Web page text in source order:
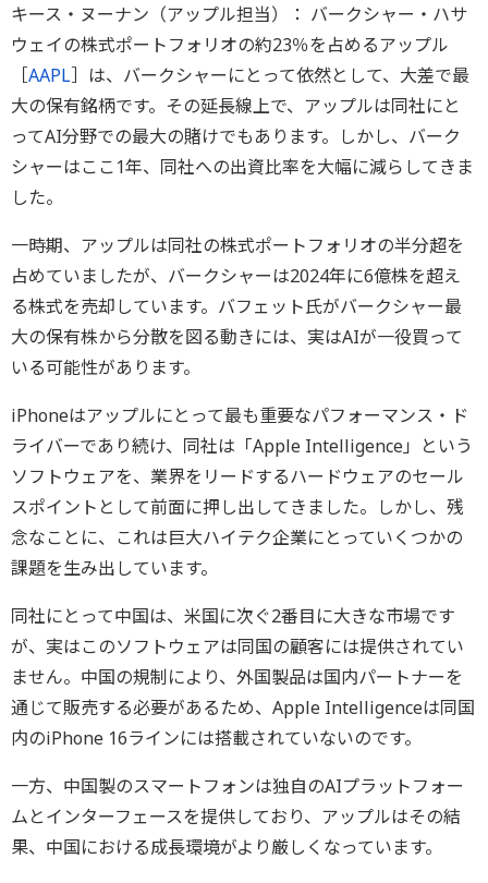
キース・ヌーナン（アップル担当）： バークシャー・ハサ
ウェイの株式ポートフォリオの約23％を占めるアップル
［AAPL］は、バークシャーにとって依然として、大差で最
大の保有銘柄です。その延長線上で、アップルは同社にと
ってAI分野での最大の賭けでもあります。しかし、バーク
シャーはここ1年、同社への出資比率を大幅に減らしてきま
した。
一時期、アップルは同社の株式ポートフォリオの半分超を
占めていましたが、バークシャーは2024年に6億株を超え
る株式を売却しています。バフェット氏がバークシャー最
大の保有株から分散を図る動きには、実はAIが一役買って
いる可能性があります。
iPhoneはアップルにとって最も重要なパフォーマンス・ド
ライバーであり続け、同社は「Apple Intelligence」という
ソフトウェアを、業界をリードするハードウェアのセール
スポイントとして前面に押し出してきました。しかし、残
念なことに、これは巨大ハイテク企業にとっていくつかの
課題を生み出しています。
同社にとって中国は、米国に次ぐ2番目に大きな市場です
が、実はこのソフトウェアは同国の顧客には提供されてい
ません。中国の規制により、外国製品は国内パートナーを
通じて販売する必要があるため、Apple Intelligenceは同国
内のiPhone 16ラインには搭載されていないのです。
一方、中国製のスマートフォンは独自のAIプラットフォー
ムとインターフェースを提供しており、アップルはその結
果、中国における成長環境がより厳しくなっています。